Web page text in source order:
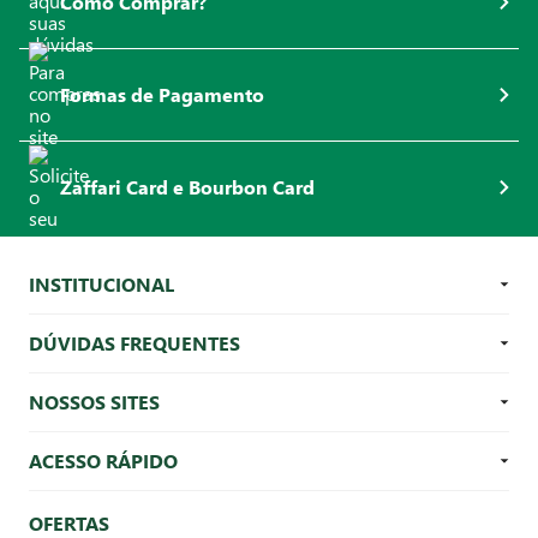
Formas de Pagamento
Zaffari Card e Bourbon Card
INSTITUCIONAL
DÚVIDAS FREQUENTES
NOSSOS SITES
ACESSO RÁPIDO
OFERTAS